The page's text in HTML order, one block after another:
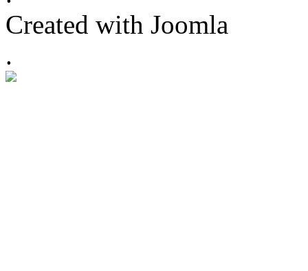
Created with Joomla
.